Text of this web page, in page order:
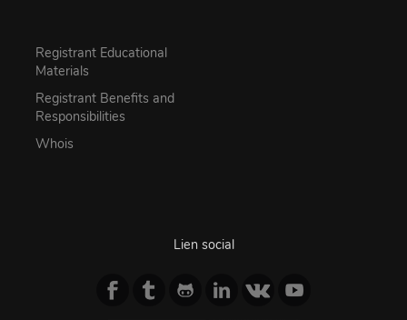
Registrant Educational
Materials
Registrant Benefits and
Responsibilities
Whois
Lien social